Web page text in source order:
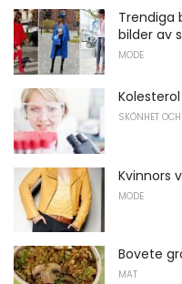
Trendiga
bilder av
MODE
SKÖNHET
Kvinnors
MODE
Bovete
MAT